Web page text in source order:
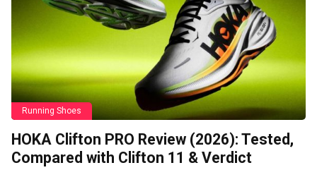
Running Shoes
HOKA Clifton PRO Review (2026): Tested,
Compared with Clifton 11 & Verdict